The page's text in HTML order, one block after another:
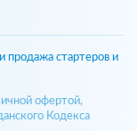
стартеров и
офертой,
Кодекса